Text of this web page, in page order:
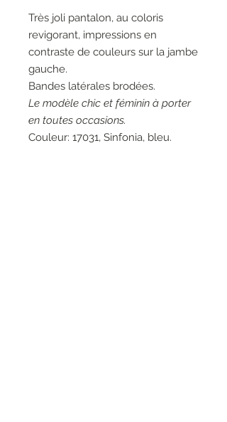
Très joli pantalon, au coloris
revigorant, impressions en
contraste de couleurs sur la jambe
gauche.
Bandes latérales brodées.
Le modèle chic et féminin à porter
en toutes occasions.
Couleur: 17031, Sinfonia, bleu.